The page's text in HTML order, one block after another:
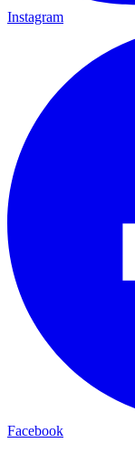
Instagram
Facebook